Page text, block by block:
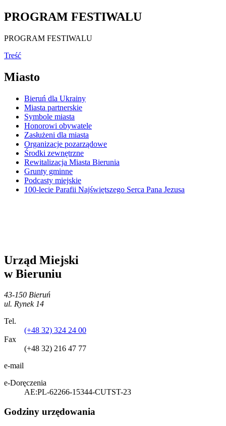
PROGRAM FESTIWALU
PROGRAM FESTIWALU
Treść
Miasto
Bieruń dla Ukrainy
Miasta partnerskie
Symbole miasta
Honorowi obywatele
Zasłużeni dla miasta
Organizacje pozarządowe
Środki zewnętrzne
Rewitalizacja Miasta Bierunia
Grunty gminne
Podcasty miejskie
100-lecie Parafii Najświętszego Serca Pana Jezusa
Urząd Miejski
w Bieruniu
43-150 Bieruń
ul. Rynek 14
Tel.
(+48 32) 324 24 00
Fax
(+48 32) 216 47 77
e-mail
e-Doręczenia
AE:PL-62266-15344-CUTST-23
Godziny urzędowania